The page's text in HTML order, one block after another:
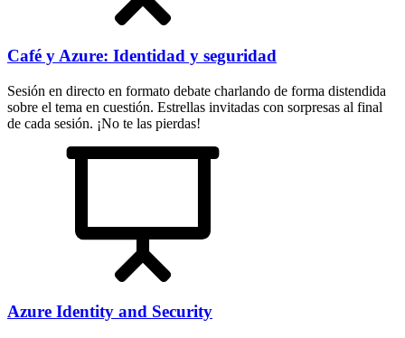
Café y Azure: Identidad y seguridad
Sesión en directo en formato debate charlando de forma distendida
sobre el tema en cuestión. Estrellas invitadas con sorpresas al final
de cada sesión. ¡No te las pierdas!
Azure Identity and Security